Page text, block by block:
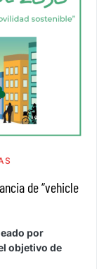
de “vehicle
por
objetivo de